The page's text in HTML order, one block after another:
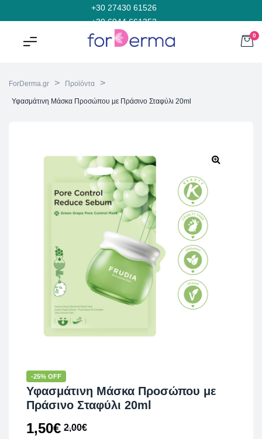
+30 27430 61526
+30 6944 661353
0
ForDerma.gr > Προϊόντα >
Υφασμάτινη Μάσκα Προσώπου με Πράσινο Σταφύλι 20ml
-25% OFF
Υφασμάτινη Μάσκα Προσώπου με
Πράσινο Σταφύλι 20ml
2,00€
1,50€